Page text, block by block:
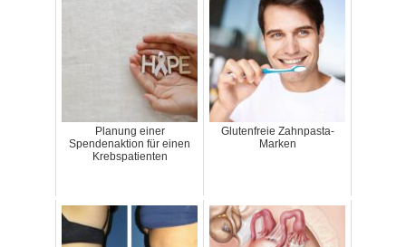
Planung einer
Spendenaktion für einen
Krebspatienten
Glutenfreie Zahnpasta-
Marken